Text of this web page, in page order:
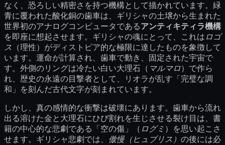
なく、恐ろしい精密さを持つ機構として描かれています。緑
青に覆われた酸化銅の歯車は、ギリシャの土壌から生まれた
世界初のアナログコンピュータであるアンティキティラ機構
を即座に想起させます。ギリシャの魂にとって、これは ロゴ
ス （理性）がディストピア的な極限に達したものを象徴して
います。運命が計算され、歯車で動き、固定された宇宙で
す。外側のリングは冷たい白い大理石（ マルマロ）で作ら
れ、歴史の永遠の目撃者として、リオラが乱す「完璧な調
和」を刻んだ古代文字が刻まれています。
しかし、真の感情的な衝撃は破壊にあります。歯車から流れ
出る溶けた金と大理石にひび割れを生じさせる裂け目は、書
籍の中心的な悲劇である「空の傷」（ ログミ ）を思い起こさ
せます。ギリシャ悲劇では、 傲慢（ヒュブリス） の後には必